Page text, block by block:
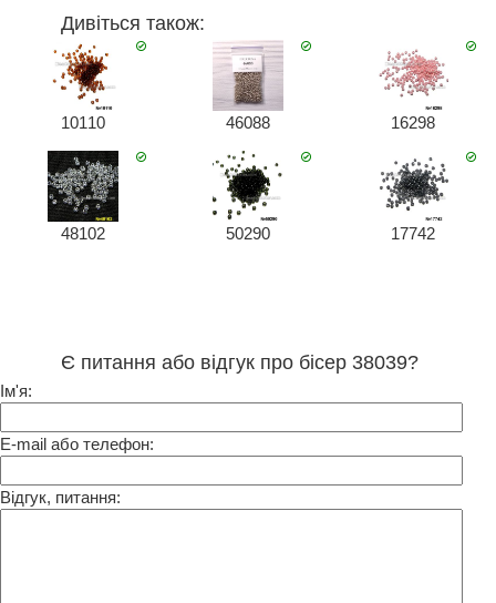
Дивіться також:
10110 46088 16298
48102 50290 17742
Є питання або відгук про бісер 38039?
Ім'я:
E-mail або телефон:
Відгук, питання: